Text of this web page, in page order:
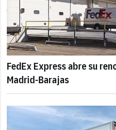
FedEx Express abre su
Madrid-Barajas